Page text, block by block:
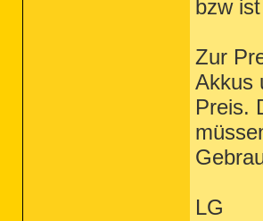
bzw
Zur
Akkus
Preis.
LG